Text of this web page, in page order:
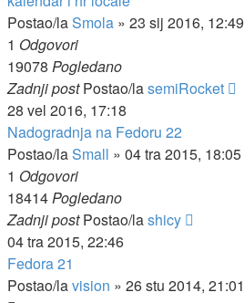
Postao/laSmola » 23 sij 2016, 12:49
1 Odgovori
19078 Pogledano
Zadnji postPostao/lasemiRocket
28 vel 2016, 17:18
Nadogradnja na Fedoru 22
Postao/laSmall » 04 tra 2015, 18:05
1 Odgovori
18414Pogledano
Zadnji postPostao/lashicy
04 tra 2015, 22:46
Fedora 21
Postao/lavision » 26 stu 2014, 21:01